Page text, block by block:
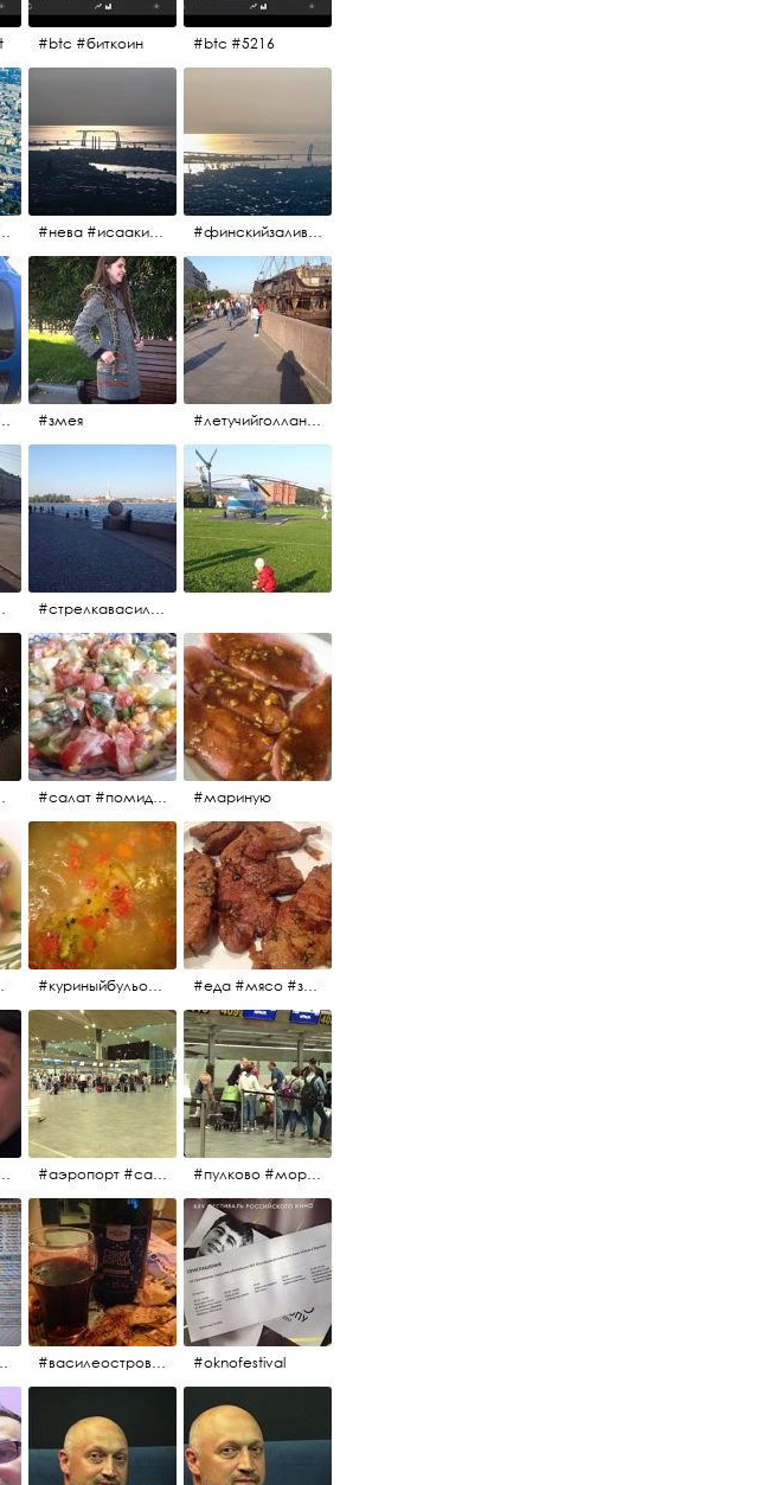
#btc #биткоин #btc #5216
#осень2017 #когдапаришьнадгородом #нева #исаакий #исаакиевскийсобор #нева #васильевскийостров #адмиралтейскийрайон #финскийзалив #дворцовыймост #небонадпитером #осень2017 #финскийзалив #маркизовалужа #нева
#заячийостров #полётынадпитером #полётынадгородом #полёты #змея #летучийголландец #набережнаяневы
#иностранцы #стрелкавасильевскогоострова #нева #река
🚀 #салат #помидоры #яйцо #огурцы #зелень #кинза #петрушка #укроп #сметана #соль #витамины #мариную
#куриныйбульон #лавровыйлист #помидоры #картофель #чеснок #лук #морковь #приправы #перецдушистый #курица #ужин #еда #сольповкусу #жёлтыйкарри #имбирь #кориандр #кокос #лимонныйсок #оливковоемасло #кумин #кайенскийперец #еда #мясо #завтрак #источниквдохновения #люблюготовить
#artursmolyaninov #аэропорт #санктпетербург #пулково #мореморе #моремолнцепесок #дваночи #пулково #море #песок #лето #морепесоксолнце #дваночи
#cryptocurrency #pump #василеостровское #синяяборода #пиво #пивовобла #вобла #рыба #oknofestival